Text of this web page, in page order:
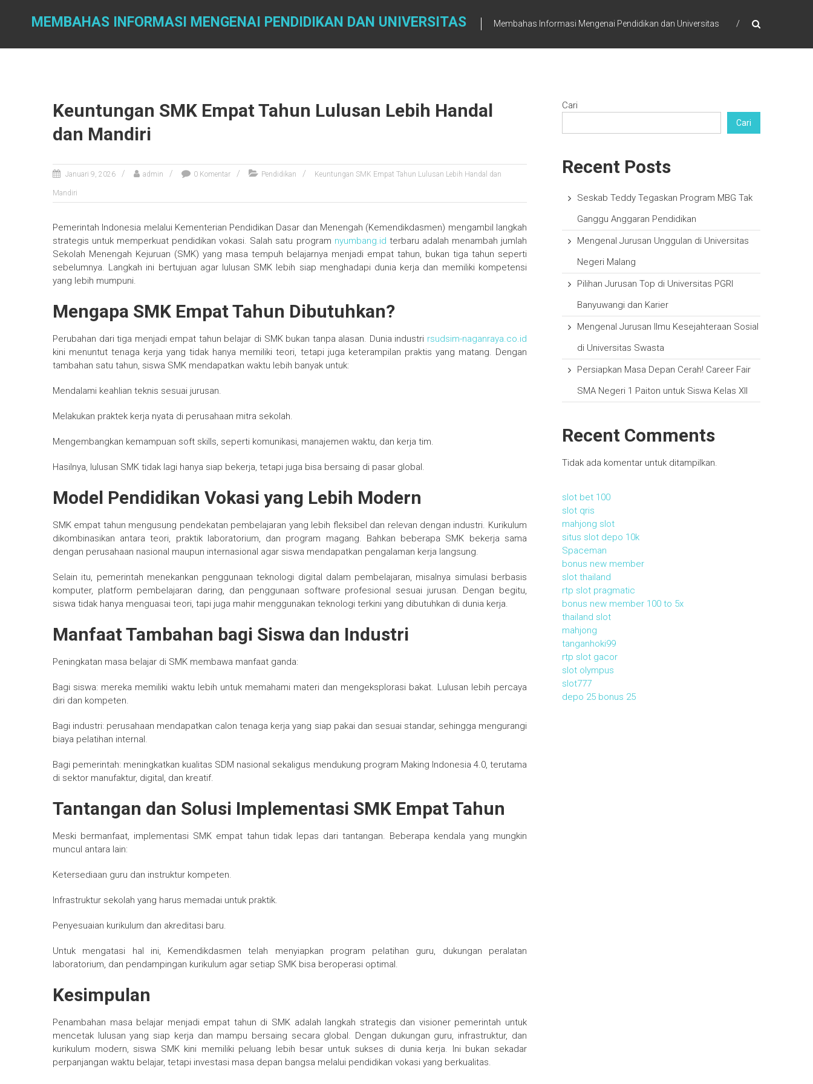
MEMBAHAS INFORMASI MENGENAI PENDIDIKAN DAN UNIVERSITAS Membahas Informasi Mengenai Pendidikan dan Universitas
Keuntungan SMK Empat Tahun Lulusan Lebih Handal
dan Mandiri
Januari 9, 2026 admin 0 Komentar Pendidikan Keuntungan SMK Empat Tahun Lulusan Lebih Handal dan
Mandiri
Pemerintah Indonesia melalui Kementerian Pendidikan Dasar dan Menengah (Kemendikdasmen) mengambil langkah
strategis untuk memperkuat pendidikan vokasi. Salah satu program nyumbang.id terbaru adalah menambah jumlah
Sekolah Menengah Kejuruan (SMK) yang masa tempuh belajarnya menjadi empat tahun, bukan tiga tahun seperti
sebelumnya. Langkah ini bertujuan agar lulusan SMK lebih siap menghadapi dunia kerja dan memiliki kompetensi
yang lebih mumpuni.
Mengapa SMK Empat Tahun Dibutuhkan?
Perubahan dari tiga menjadi empat tahun belajar di SMK bukan tanpa alasan. Dunia industri rsudsim-naganraya.co.id
kini menuntut tenaga kerja yang tidak hanya memiliki teori, tetapi juga keterampilan praktis yang matang. Dengan
tambahan satu tahun, siswa SMK mendapatkan waktu lebih banyak untuk:
Mendalami keahlian teknis sesuai jurusan.
Melakukan praktek kerja nyata di perusahaan mitra sekolah.
Mengembangkan kemampuan soft skills, seperti komunikasi, manajemen waktu, dan kerja tim.
Hasilnya, lulusan SMK tidak lagi hanya siap bekerja, tetapi juga bisa bersaing di pasar global.
Model Pendidikan Vokasi yang Lebih Modern
SMK empat tahun mengusung pendekatan pembelajaran yang lebih fleksibel dan relevan dengan industri. Kurikulum
dikombinasikan antara teori, praktik laboratorium, dan program magang. Bahkan beberapa SMK bekerja sama
dengan perusahaan nasional maupun internasional agar siswa mendapatkan pengalaman kerja langsung.
Selain itu, pemerintah menekankan penggunaan teknologi digital dalam pembelajaran, misalnya simulasi berbasis
komputer, platform pembelajaran daring, dan penggunaan software profesional sesuai jurusan. Dengan begitu,
siswa tidak hanya menguasai teori, tapi juga mahir menggunakan teknologi terkini yang dibutuhkan di dunia kerja.
Manfaat Tambahan bagi Siswa dan Industri
Peningkatan masa belajar di SMK membawa manfaat ganda:
Bagi siswa: mereka memiliki waktu lebih untuk memahami materi dan mengeksplorasi bakat. Lulusan lebih percaya
diri dan kompeten.
Bagi industri: perusahaan mendapatkan calon tenaga kerja yang siap pakai dan sesuai standar, sehingga mengurangi
biaya pelatihan internal.
Bagi pemerintah: meningkatkan kualitas SDM nasional sekaligus mendukung program Making Indonesia 4.0, terutama
di sektor manufaktur, digital, dan kreatif.
Tantangan dan Solusi Implementasi SMK Empat Tahun
Meski bermanfaat, implementasi SMK empat tahun tidak lepas dari tantangan. Beberapa kendala yang mungkin
muncul antara lain:
Ketersediaan guru dan instruktur kompeten.
Infrastruktur sekolah yang harus memadai untuk praktik.
Penyesuaian kurikulum dan akreditasi baru.
Untuk mengatasi hal ini, Kemendikdasmen telah menyiapkan program pelatihan guru, dukungan peralatan
laboratorium, dan pendampingan kurikulum agar setiap SMK bisa beroperasi optimal.
Kesimpulan
Penambahan masa belajar menjadi empat tahun di SMK adalah langkah strategis dan visioner pemerintah untuk
mencetak lulusan yang siap kerja dan mampu bersaing secara global. Dengan dukungan guru, infrastruktur, dan
kurikulum modern, siswa SMK kini memiliki peluang lebih besar untuk sukses di dunia kerja. Ini bukan sekadar
perpanjangan waktu belajar, tetapi investasi masa depan bangsa melalui pendidikan vokasi yang berkualitas.
Cari
Cari
Recent Posts
Seskab Teddy Tegaskan Program MBG Tak
Ganggu Anggaran Pendidikan
Mengenal Jurusan Unggulan di Universitas
Negeri Malang
Pilihan Jurusan Top di Universitas PGRI
Banyuwangi dan Karier
Mengenal Jurusan Ilmu Kesejahteraan Sosial
di Universitas Swasta
Persiapkan Masa Depan Cerah! Career Fair
SMA Negeri 1 Paiton untuk Siswa Kelas XII
Recent Comments
Tidak ada komentar untuk ditampilkan.
slot bet 100
slot qris
mahjong slot
situs slot depo 10k
Spaceman
bonus new member
slot thailand
rtp slot pragmatic
bonus new member 100 to 5x
thailand slot
mahjong
tanganhoki99
rtp slot gacor
slot olympus
slot777
depo 25 bonus 25